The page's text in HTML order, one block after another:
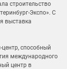
строительство
Экспо». С
выставка
способный
международного
центр в